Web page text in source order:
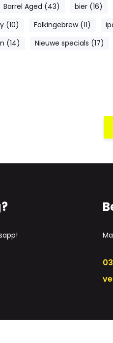
Barrel Aged (43) bier (16)
(10) Folkingebrew (11)
(14) Nieuwe specials (17)